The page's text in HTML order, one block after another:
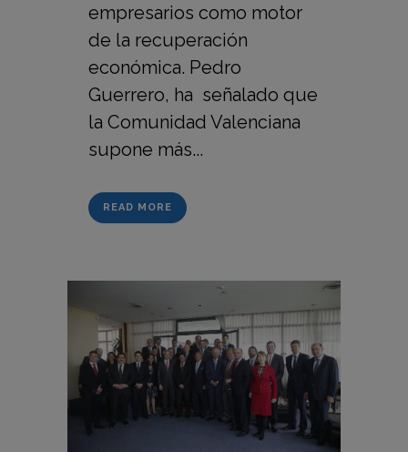
empresarios como motor
de la recuperación
económica. Pedro
Guerrero, ha señalado que
la Comunidad Valenciana
supone más...
READ MORE